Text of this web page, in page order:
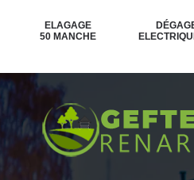
ELAGAGE
50 MANCHE